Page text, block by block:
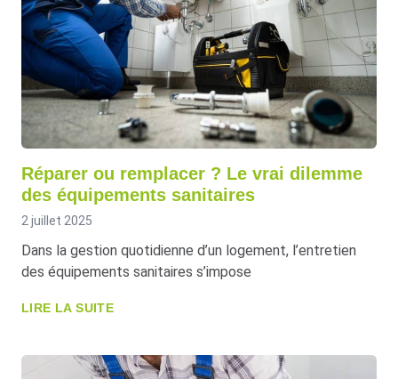
Réparer ou remplacer ? Le vrai dilemme
des équipements sanitaires
2 juillet 2025
Dans la gestion quotidienne d’un logement, l’entretien
des équipements sanitaires s’impose
LIRE LA SUITE